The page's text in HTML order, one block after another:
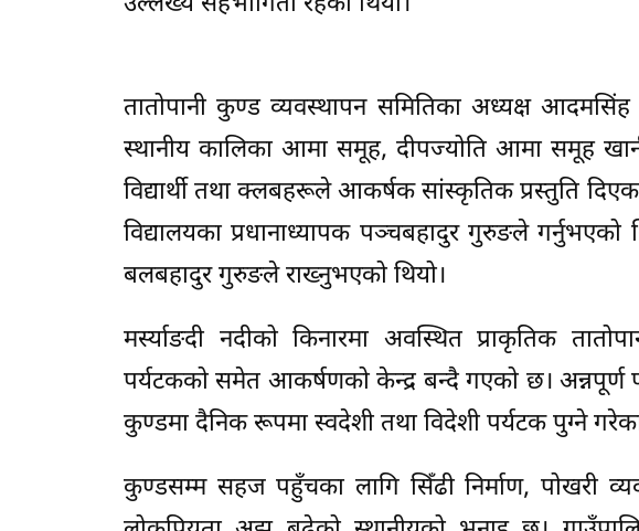
तातोपानी कुण्ड व्यवस्थापन समितिका अध्यक्ष आदमसिंह
स्थानीय कालिका आमा समूह, दीपज्योति आमा समूह
विद्यार्थी तथा क्लबहरूले आकर्षक सांस्कृतिक प्रस्तुति
विद्यालयका प्रधानाध्यापक पञ्चबहादुर गुरुङले
बलबहादुर गुरुङले राख्नुभएको थियो।
मर्स्याङदी नदीको किनारमा अवस्थित प्राकृतिक
पर्यटकको समेत आकर्षणको केन्द्र बन्दै गएको छ। अन्नपूर्ण
कुण्डमा दैनिक रूपमा स्वदेशी तथा विदेशी पर्यटक पुग्ने
कुण्डसम्म सहज पहुँचका लागि सिँढी निर्माण, पोखरी